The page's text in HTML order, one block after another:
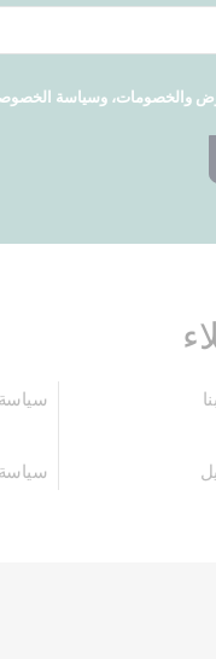
والخصومات، وسياسة
سياسة
سياسة